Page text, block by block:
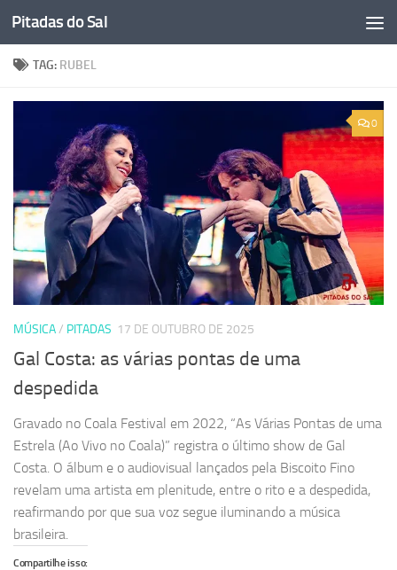
Skip to content
Pitadas do Sal
TAG: RUBEL
0
MÚSICA/ PITADAS 17 DE OUTUBRO DE 2025
Gal Costa: as várias pontas de uma
despedida
Gravado no Coala Festival em 2022, “As Várias Pontas de uma
Estrela (Ao Vivo no Coala)” registra o último show de Gal
Costa. O álbum e o audiovisual lançados pela Biscoito Fino
revelam uma artista em plenitude, entre o rito e a despedida,
reafirmando por que sua voz segue iluminando a música
brasileira.
Compartilhe isso: